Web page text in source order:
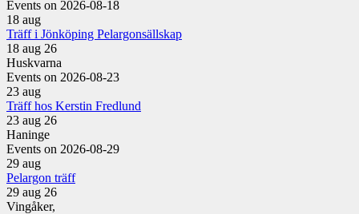
Events on 2026-08-18
18 aug
Träff i Jönköping Pelargonsällskap
18 aug 26
Huskvarna
Events on 2026-08-23
23 aug
Träff hos Kerstin Fredlund
23 aug 26
Haninge
Events on 2026-08-29
29 aug
Pelargon träff
29 aug 26
Vingåker,